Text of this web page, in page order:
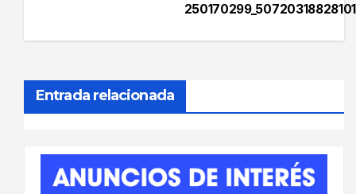
Navegación
de
entradas
Entrada relacionada